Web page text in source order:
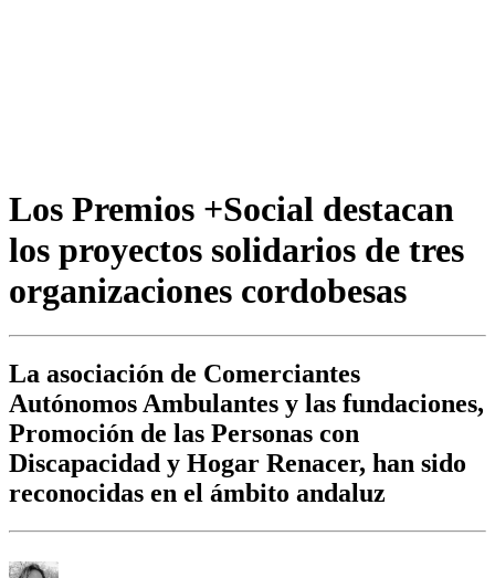
Los Premios +Social destacan
los proyectos solidarios de tres
organizaciones cordobesas
La asociación de Comerciantes
Autónomos Ambulantes y las fundaciones,
Promoción de las Personas con
Discapacidad y Hogar Renacer, han sido
reconocidas en el ámbito andaluz